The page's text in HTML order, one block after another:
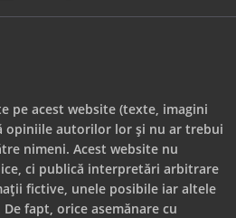
pe acest website (texte, imagini
opiniile autorilor lor și nu ar trebui
nimeni. Acest website nu
ci publică interpretări arbitrare
fictive, unele posibile iar altele
fapt, orice asemănare cu